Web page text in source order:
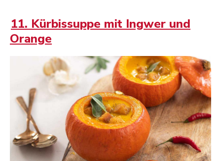
11. Kürbissuppe mit Ingwer und
Orange